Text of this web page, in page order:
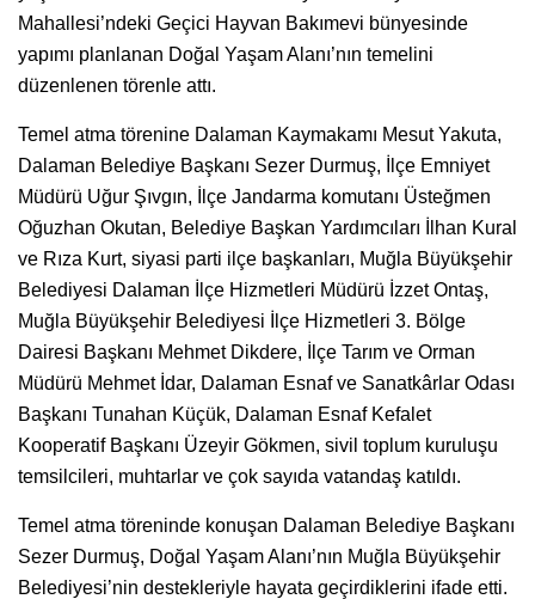
Mahallesi’ndeki Geçici Hayvan Bakımevi bünyesinde
yapımı planlanan Doğal Yaşam Alanı’nın temelini
düzenlenen törenle attı.
Temel atma törenine Dalaman Kaymakamı Mesut Yakuta,
Dalaman Belediye Başkanı Sezer Durmuş, İlçe Emniyet
Müdürü Uğur Şıvgın, İlçe Jandarma komutanı Üsteğmen
Oğuzhan Okutan, Belediye Başkan Yardımcıları İlhan Kural
ve Rıza Kurt, siyasi parti ilçe başkanları, Muğla Büyükşehir
Belediyesi Dalaman İlçe Hizmetleri Müdürü İzzet Ontaş,
Muğla Büyükşehir Belediyesi İlçe Hizmetleri 3. Bölge
Dairesi Başkanı Mehmet Dikdere, İlçe Tarım ve Orman
Müdürü Mehmet İdar, Dalaman Esnaf ve Sanatkârlar Odası
Başkanı Tunahan Küçük, Dalaman Esnaf Kefalet
Kooperatif Başkanı Üzeyir Gökmen, sivil toplum kuruluşu
temsilcileri, muhtarlar ve çok sayıda vatandaş katıldı.
Temel atma töreninde konuşan Dalaman Belediye Başkanı
Sezer Durmuş, Doğal Yaşam Alanı’nın Muğla Büyükşehir
Belediyesi’nin destekleriyle hayata geçirdiklerini ifade etti.